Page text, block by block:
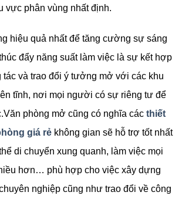
vực phân vùng nhất định.
hiệu quả nhất để tăng cường sự sáng
đẩy năng suất làm việc là sự kết hợp
tác và trao đổi ý tưởng mở với các khu
tĩnh, nơi mọi người có sự riêng tư để
phòng mở cũng có nghĩa các thiết
giá rẻ không gian sẽ hỗ trợ tốt nhất
di chuyển xung quanh, làm việc mọi
hơn… phù hợp cho việc xây dựng
nghiệp cũng như trao đổi về công